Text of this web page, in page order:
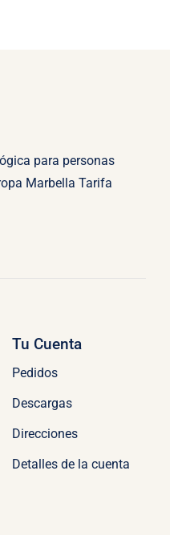
para personas
Marbella Tarifa
Tu Cuenta
Pedidos
Descargas
Direcciones
Detalles de la cuenta